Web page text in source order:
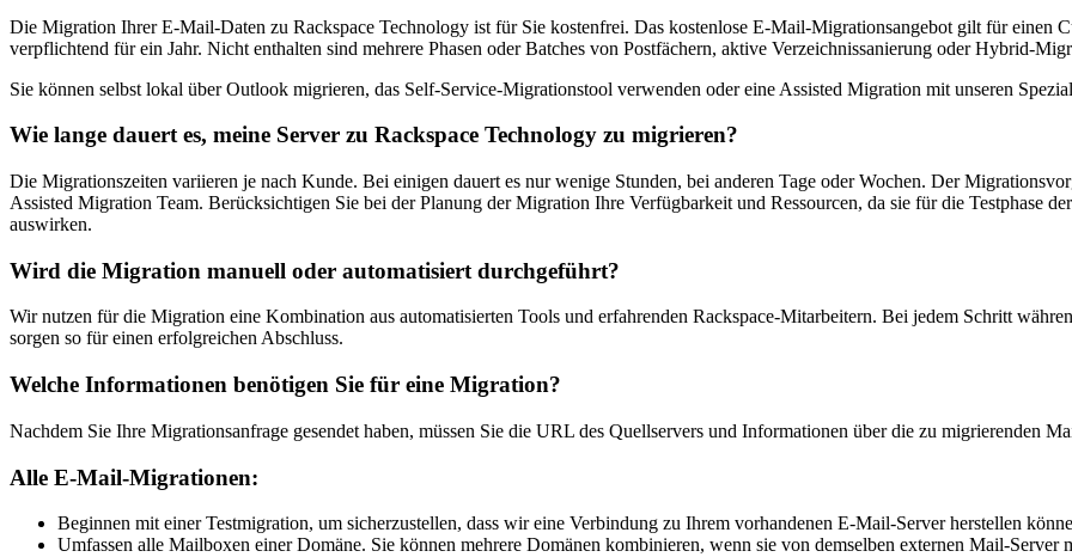
Die Migration Ihrer E-Mail-Daten zu Rackspace Technology ist für Sie kostenfrei. Das kostenlose E-Mail-Migrationsangebot gilt für einen
verpflichtend für ein Jahr. Nicht enthalten sind mehrere Phasen oder Batches von Postfächern, aktive Verzeichnissanierung oder Hybrid-
Sie können selbst lokal über Outlook migrieren, das Self-Service-Migrationstool verwenden oder eine Assisted Migration mit unseren
Wie lange dauert es, meine Server zu Rackspace Technology zu migrieren?
Die Migrationszeiten variieren je nach Kunde. Bei einigen dauert es nur wenige Stunden, bei anderen Tage oder Wochen. Der
Assisted Migration Team. Berücksichtigen Sie bei der Planung der Migration Ihre Verfügbarkeit und Ressourcen, da sie für die Testphase
auswirken.
Wird die Migration manuell oder automatisiert durchgeführt?
Wir nutzen für die Migration eine Kombination aus automatisierten Tools und erfahrenden Rackspace-Mitarbeitern. Bei jedem Schritt
sorgen so für einen erfolgreichen Abschluss.
Welche Informationen benötigen Sie für eine Migration?
Nachdem Sie Ihre Migrationsanfrage gesendet haben, müssen Sie die URL des Quellservers und Informationen über die zu migrierenden
Alle E-Mail-Migrationen:
Beginnen mit einer Testmigration, um sicherzustellen, dass wir eine Verbindung zu Ihrem vorhandenen E-Mail-Server herstellen
Umfassen alle Mailboxen einer Domäne. Sie können mehrere Domänen kombinieren, wenn sie von demselben externen Mail-